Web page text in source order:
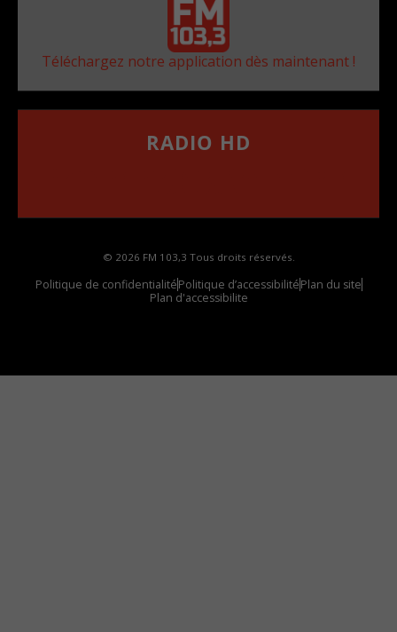
Téléchargez notre application dès maintenant !
RADIO HD
© 2026 FM 103,3 Tous droits réservés.
Politique de confidentialitéPolitique d’accessibilitéPlan du site
Plan d'accessibilite